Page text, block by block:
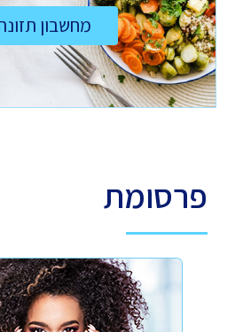
מחשבון
פרסומת